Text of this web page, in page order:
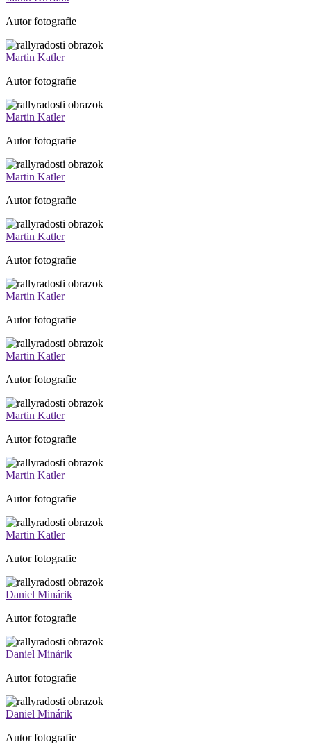
Autor fotografie
Martin Katler
Autor fotografie
Martin Katler
Autor fotografie
Martin Katler
Autor fotografie
Martin Katler
Autor fotografie
Martin Katler
Autor fotografie
Martin Katler
Autor fotografie
Martin Katler
Autor fotografie
Martin Katler
Autor fotografie
Martin Katler
Autor fotografie
Daniel Minárik
Autor fotografie
Daniel Minárik
Autor fotografie
Daniel Minárik
Autor fotografie